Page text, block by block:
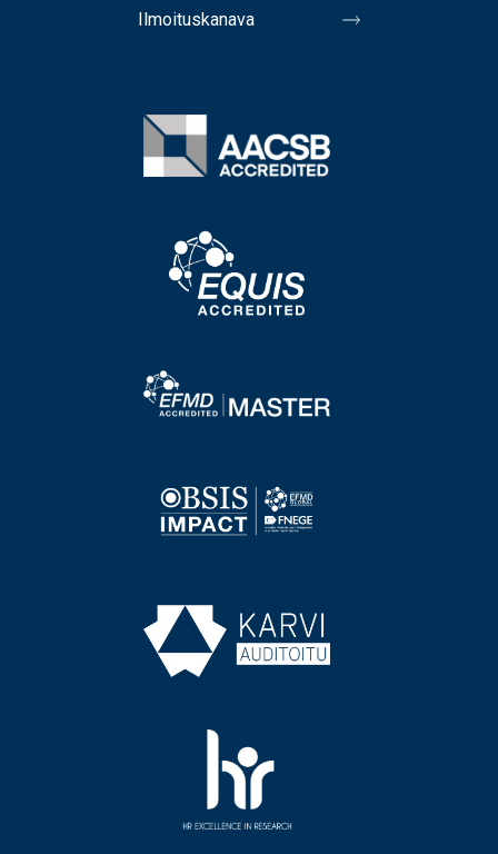
Ilmoituskanava
Image
Image
Image
Image
Image
Image